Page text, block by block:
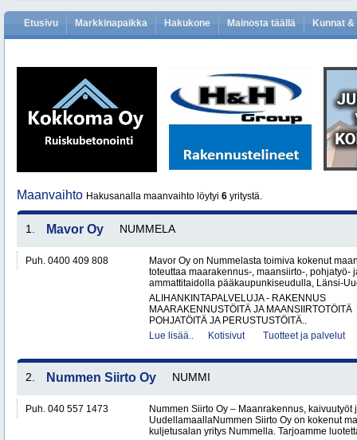
Etusivu Markkinapaikka Hakukone Mainosta täällä Kunnat
Maanvaihto Hakusanalla maanvaihto löytyi 6 yritystä.
1. Mavor Oy NUMMELA
Puh. 0400 409 808
Mavor Oy on Nummelasta toimiva kokenut
toteuttaa maarakennus-, maansiirto-, pohjatyö-
ammattitaidolla pääkaupunkiseudulla, Länsi-
ALIHANKINTAPALVELUJA - RAKENNUS
MAARAKENNUSTÖITÄ JA MAANSIIRTOTÖITÄ
POHJATÖITÄ JA PERUSTUSTÖITÄ..
Lue lisää..
Kotisivut Tuotteet ja palvelut
2. Nummen Siirto Oy NUMMI
Puh. 040 557 1473
Nummen Siirto Oy – Maanrakennus,
UudellamaallaNummen Siirto Oy on kokenut
kuljetusalan yritys Nummella. Tarjoamme